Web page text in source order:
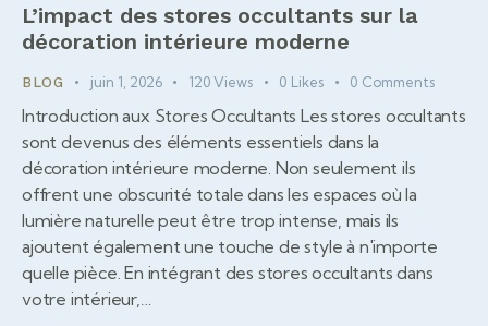
L’impact des stores occultants sur la
décoration intérieure moderne
BLOG juin 1, 2026 120 Views 0 Likes 0 Comments
Introduction aux Stores Occultants Les stores occultants
sont devenus des éléments essentiels dans la
décoration intérieure moderne. Non seulement ils
offrent une obscurité totale dans les espaces où la
lumière naturelle peut être trop intense, mais ils
ajoutent également une touche de style à n'importe
quelle pièce. En intégrant des stores occultants dans
votre intérieur,…